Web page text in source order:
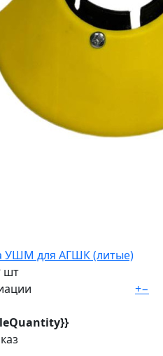
УШМ для АГШК (литые)
шт
+−